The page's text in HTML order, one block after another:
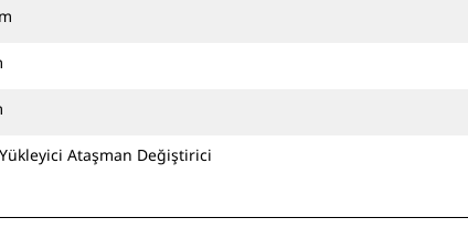
Ataşman Değiştirici